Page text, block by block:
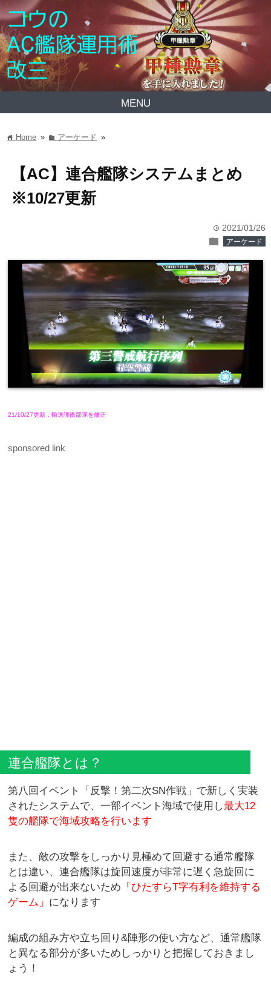
MENU
home Home » folder アーケード »
【AC】連合艦隊システムまとめ
※10/27更新
time 2021/01/26
folder アーケード
21/10/27更新：輸送護衛部隊を修正
sponsored link
連合艦隊とは？
第八回イベント「反撃！第二次SN作戦」で新しく実装
されたシステムで、一部イベント海域で使用し最大12
隻の艦隊で海域攻略を行います
また、敵の攻撃をしっかり見極めて回避する通常艦隊
とは違い、連合艦隊は旋回速度が非常に遅く急旋回に
よる回避が出来ないため 「ひたすらT字有利を維持する
ゲーム」 になります
編成の組み方や立ち回り&陣形の使い方など、通常艦隊
と異なる部分が多いためしっかりと把握しておきまし
ょう！